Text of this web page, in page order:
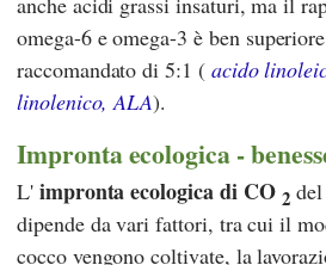
omega-6 e omega-3 è ben
raccomandato di 5:1 ( acido
linolenico, ALA).
Impronta ecologica -
L' impronta ecologica di CO 2
dipende da vari fattori, tra cui il
cocco vengono coltivate, la